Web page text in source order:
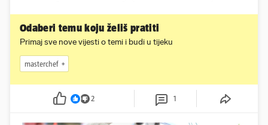
Odaberi temu koju želiš pratiti
Primaj sve nove vijesti o temi i budi u tijeku
masterchef
2 1